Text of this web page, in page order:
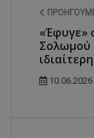
«Έφυγε»
Σολωμού